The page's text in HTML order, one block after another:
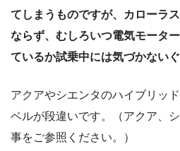
てしまうものですが、カローラ
ならず、むしろいつ電気モータ
ているか試乗中には気づかないぐ
アクアやシエンタのハイブリッ
ベルが段違いです。（アクア、
事をご参照ください。）